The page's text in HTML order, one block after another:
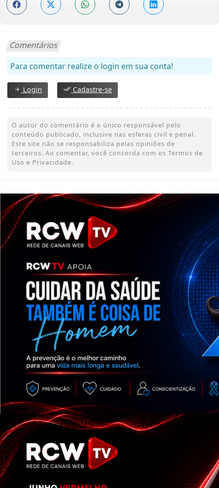
Comentários
Para comentar realize o login em sua conta!
Login Cadastre-se
O autor do comentário é o único responsável pelo
conteúdo publicado, inclusive nas esferas civil e penal.
Este site não se responsabiliza pelas opiniões de
terceiros. Ao comentar, você concorda com os Termos de
Uso e Privacidade.